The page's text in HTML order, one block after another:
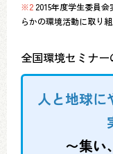
※2 2015年度学生委員
らかの環境活動に取り組
全国環境セミナ
人と地球に
〜集い